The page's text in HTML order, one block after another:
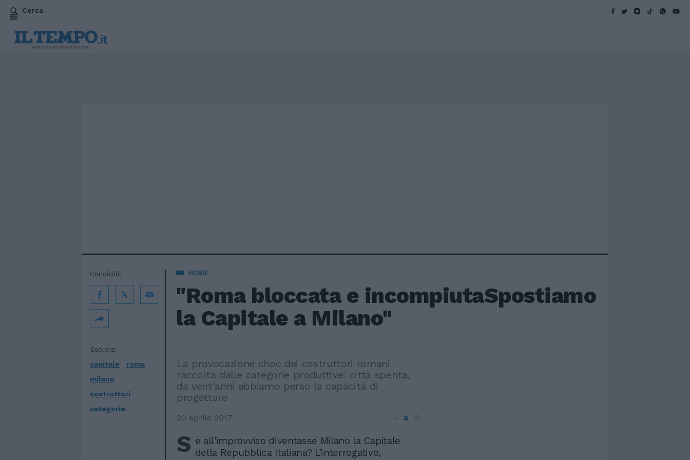
Cerca
HOME
"Roma bloccata e incompiutaSpostiamo
la Capitale a Milano"
Esplora:
capitale
roma
milano
costruttori
categorie
Condividi:
La provocazione choc dei costruttori romani
raccolta dalle categorie produttive: città spenta,
da vent'anni abbiamo perso la capacità di
progettare
20 aprile 2017 a
S e all'improvviso diventasse Milano la Capitale
della Repubblica Italiana? L'interrogativo,